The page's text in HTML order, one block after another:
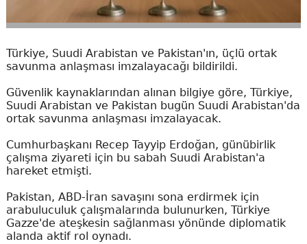
Türkiye, Suudi Arabistan ve Pakistan'ın, üçlü ortak
savunma anlaşması imzalayacağı bildirildi.
Güvenlik kaynaklarından alınan bilgiye göre, Türkiye,
Suudi Arabistan ve Pakistan bugün Suudi Arabistan'da
ortak savunma anlaşması imzalayacak.
Cumhurbaşkanı Recep Tayyip Erdoğan, günübirlik
çalışma ziyareti için bu sabah Suudi Arabistan'a
hareket etmişti.
Pakistan, ABD-İran savaşını sona erdirmek için
arabuluculuk çalışmalarında bulunurken, Türkiye
Gazze'de ateşkesin sağlanması yönünde diplomatik
alanda aktif rol oynadı.